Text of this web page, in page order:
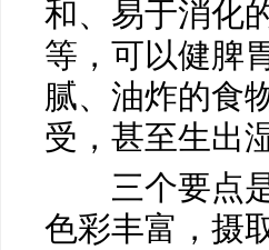
和、易于消化
等，可以健脾
腻、油炸的食
受，甚至生出
三个要点是
色彩丰富，摄